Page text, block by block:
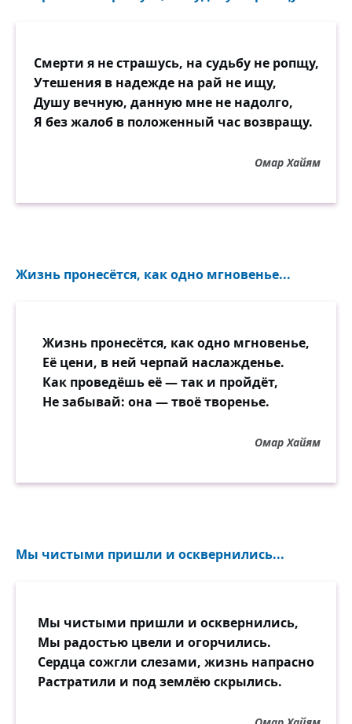
исступленья,
Рыдает — и меж тем под сенью тёмных ив,
У гроба матери колена преклонив,
Там дева юная в печали безмятежной
Качает головой, трепещет и бежит;
Во храм ли вышнего с толпой народа
входит,
Там умножает он тоску души своей.
При пышном торжестве старинных
Он бога тайного нигде, нигде не зрит,
умиленью,
Страстей бунтующих в смиренной
тишине,
Забыв о разуме и немощном и строгом,
С одной лишь верою повергнуться пред
Смерти я не страшусь, на судьбу не ропщу,
Утешения в надежде на рай не ищу,
Душу вечную, данную мне не надолго,
Я без жалоб в положенный час возвращу.
Омар Хайям
Жизнь пронесётся, как одно мгновенье...
Жизнь пронесётся, как одно мгновенье,
Её цени, в ней черпай наслажденье.
Как проведёшь её — так и пройдёт,
Не забывай: она — твоё творенье.
Омар Хайям
Мы чистыми пришли и осквернились...
Мы чистыми пришли и осквернились,
Мы радостью цвели и огорчились.
Сердца сожгли слезами, жизнь напрасно
Растратили и под землёю скрылись.